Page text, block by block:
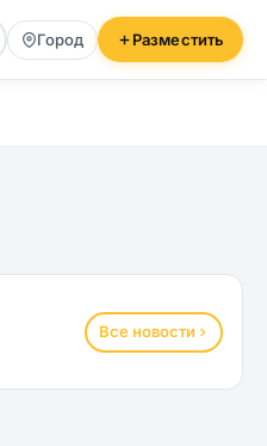
Город Разместить
Все новости